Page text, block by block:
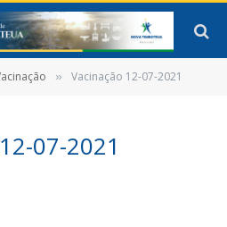
» Vacinação 12-07-2021
07-2021